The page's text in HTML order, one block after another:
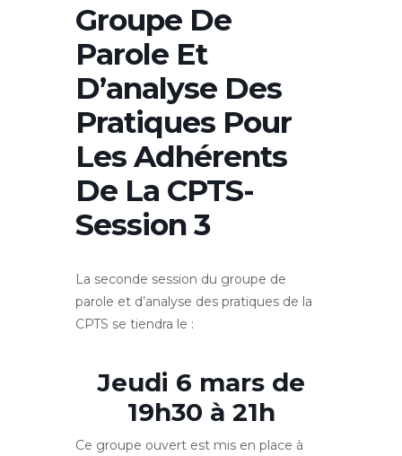
Groupe De
Parole Et
D’analyse Des
Pratiques Pour
Les Adhérents
De La CPTS-
Session 3
La seconde session du groupe de
parole et d’analyse des pratiques de la
CPTS se tiendra le :
Jeudi 6 mars de
19h30 à 21h
Ce groupe ouvert est mis en place à